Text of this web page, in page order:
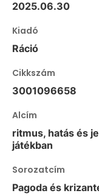
2025.06.30
Kiadó
Ráció
Cikkszám
3001096658
Alcím
ritmus, hatás és
játékban
Sorozatcím
Pagoda és